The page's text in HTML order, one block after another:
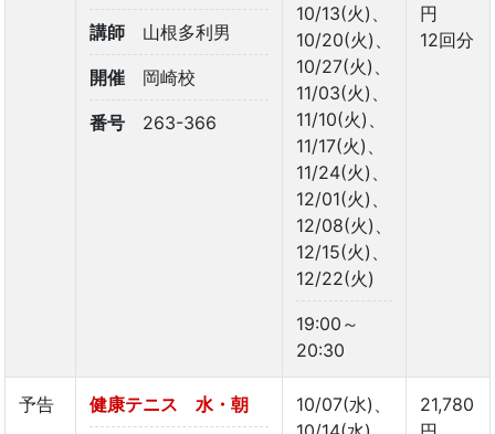
講師 山根多利男
開催 岡崎校
番号 263-366
10/13(火)、
10/20(火)、
10/27(火)、
11/03(火)、
11/10(火)、
11/17(火)、
11/24(火)、
12/01(火)、
12/08(火)、
12/15(火)、
12/22(火)
19:00～
20:30
円
12回分
予告 健康テニス 水・朝
10/07(水)、
21,780